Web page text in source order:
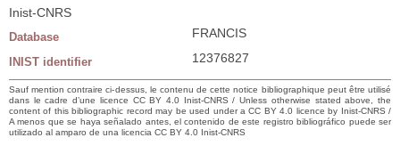
Inist-CNRS
Database FRANCIS
INIST identifier 12376827
Sauf mention contraire ci-dessus, le contenu de cette notice bibliographique peut être utilisé
dans le cadre d’une licence CC BY 4.0 Inist-CNRS / Unless otherwise stated above, the
content of this bibliographic record may be used under a CC BY 4.0 licence by Inist-CNRS /
A menos que se haya señalado antes, el contenido de este registro bibliográfico puede ser
utilizado al amparo de una licencia CC BY 4.0 Inist-CNRS